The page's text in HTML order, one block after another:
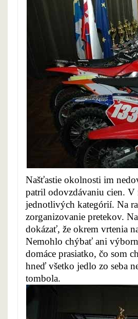
Našťastie okolnosti im
patril odovzdávaniu cien. V
jednotlivých kategórií. Na
zorganizovanie pretekov.
dokázať, že okrem vrtenia
Nemohlo chýbať ani
domáce prasiatko, čo som
hneď všetko jedlo zo seba
tombola.